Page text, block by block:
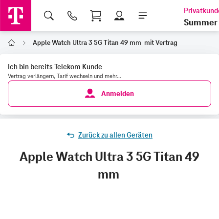
Shopping Cart
Summer
Home Apple Watch Ultra 3 5G Titan 49 mm mit Vertrag
Ich bin bereits Telekom Kunde
Vertrag verlängern, Tarif wechseln und mehr...
Anmelden
Zurück zu allen Geräten
Apple Watch Ultra 3 5G Titan 49
mm